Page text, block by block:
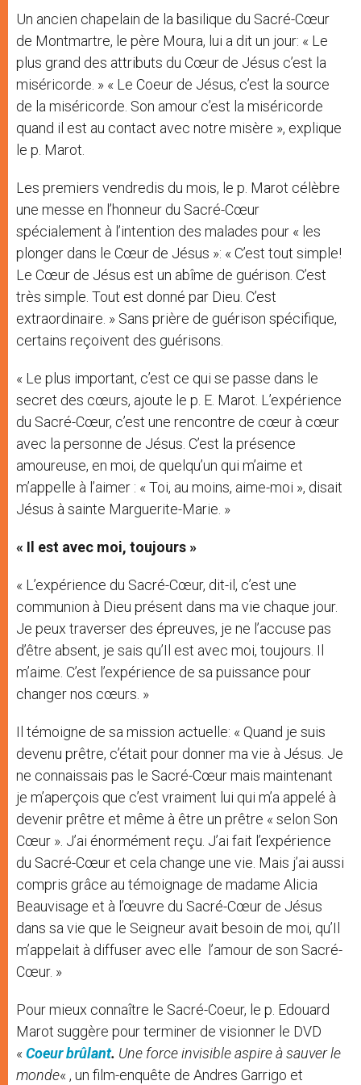
Un ancien chapelain de la basilique du Sacré-Cœur
de Montmartre, le père Moura, lui a dit un jour: « Le
plus grand des attributs du Cœur de Jésus c’est la
miséricorde. » « Le Coeur de Jésus, c’est la source
de la miséricorde. Son amour c’est la miséricorde
quand il est au contact avec notre misère », explique
le p. Marot.
Les premiers vendredis du mois, le p. Marot célèbre
une messe en l’honneur du Sacré-Cœur
spécialement à l’intention des malades pour « les
plonger dans le Cœur de Jésus »: « C’est tout simple!
Le Cœur de Jésus est un abîme de guérison. C’est
très simple. Tout est donné par Dieu. C’est
extraordinaire. » Sans prière de guérison spécifique,
certains reçoivent des guérisons.
« Le plus important, c’est ce qui se passe dans le
secret des cœurs, ajoute le p. E. Marot. L’expérience
du Sacré-Cœur, c’est une rencontre de cœur à cœur
avec la personne de Jésus. C’est la présence
amoureuse, en moi, de quelqu’un qui m’aime et
m’appelle à l’aimer : « Toi, au moins, aime-moi », disait
Jésus à sainte Marguerite-Marie. »
« Il est avec moi, toujours »
« L’expérience du Sacré-Cœur, dit-il, c’est une
communion à Dieu présent dans ma vie chaque jour.
Je peux traverser des épreuves, je ne l’accuse pas
d’être absent, je sais qu’Il est avec moi, toujours. Il
m’aime. C’est l’expérience de sa puissance pour
changer nos cœurs. »
Il témoigne de sa mission actuelle: « Quand je suis
devenu prêtre, c’était pour donner ma vie à Jésus. Je
ne connaissais pas le Sacré-Cœur mais maintenant
je m’aperçois que c’est vraiment lui qui m’a appelé à
devenir prêtre et même à être un prêtre « selon Son
Cœur ». J’ai énormément reçu. J’ai fait l’expérience
du Sacré-Cœur et cela change une vie. Mais j’ai aussi
compris grâce au témoignage de madame Alicia
Beauvisage et à l’œuvre du Sacré-Cœur de Jésus
dans sa vie que le Seigneur avait besoin de moi, qu’Il
m’appelait à diffuser avec elle l’amour de son Sacré-
Cœur. »
Pour mieux connaître le Sacré-Coeur, le p. Edouard
Marot suggère pour terminer de visionner le DVD
« Coeur brûlant. Une force invisible aspire à sauver le
monde« , un film-enquête de Andres Garrigo et